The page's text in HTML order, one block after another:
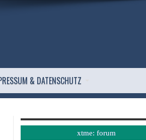
& DATENSCHUTZ
xtme: forum